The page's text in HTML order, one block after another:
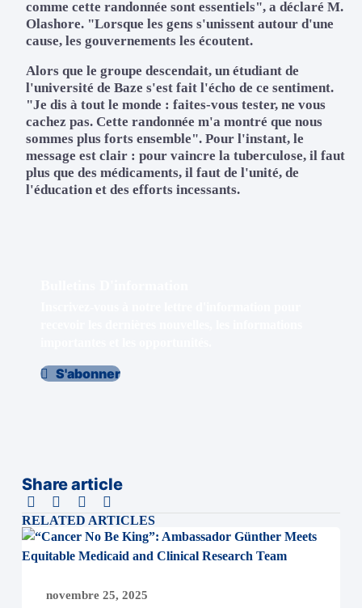
comme cette randonnée sont essentiels", a déclaré M.
Olashore. "Lorsque les gens s'unissent autour d'une
cause, les gouvernements les écoutent.
Alors que le groupe descendait, un étudiant de
l'université de Baze s'est fait l'écho de ce sentiment.
"Je dis à tout le monde : faites-vous tester, ne vous
cachez pas. Cette randonnée m'a montré que nous
sommes plus forts ensemble". Pour l'instant, le
message est clair : pour vaincre la tuberculose, il faut
plus que des médicaments, il faut de l'unité, de
l'éducation et des efforts incessants.
S'abonner
Share article
RELATED ARTICLES
novembre 25, 2025